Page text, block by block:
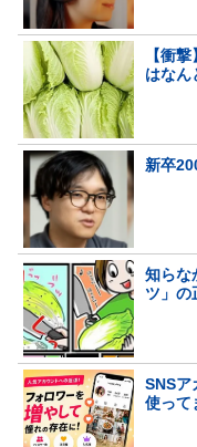
【衝
はなん
新卒
知らな
ツ」
SNSア
使って